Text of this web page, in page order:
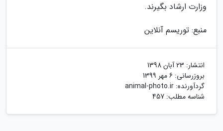
وزارت ارشاد بگیرند.
منبع: توریسم آنلاین
انتشار: 23 آبان 1398
بروزرسانی: 6 مهر 1399
گردآورنده: animal-photo.ir
شناسه مطلب: 457